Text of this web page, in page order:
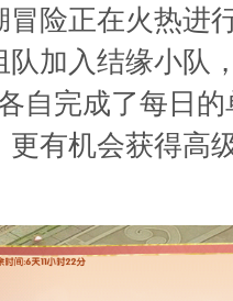
冒险正在火热进
队加入结缘小队
自完成了每日
更有机会获得高